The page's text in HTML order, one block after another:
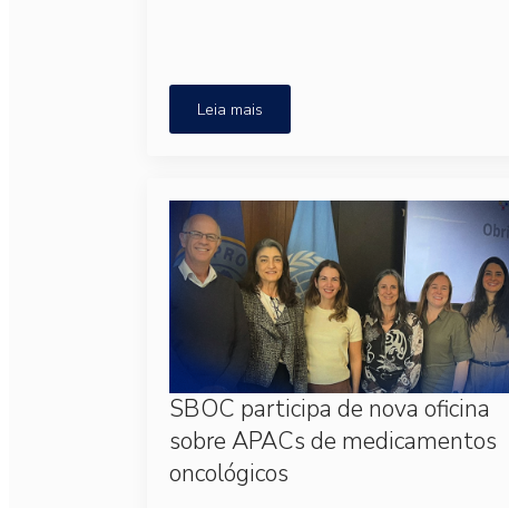
Leia mais
SBOC participa de nova oficina
sobre APACs de medicamentos
oncológicos